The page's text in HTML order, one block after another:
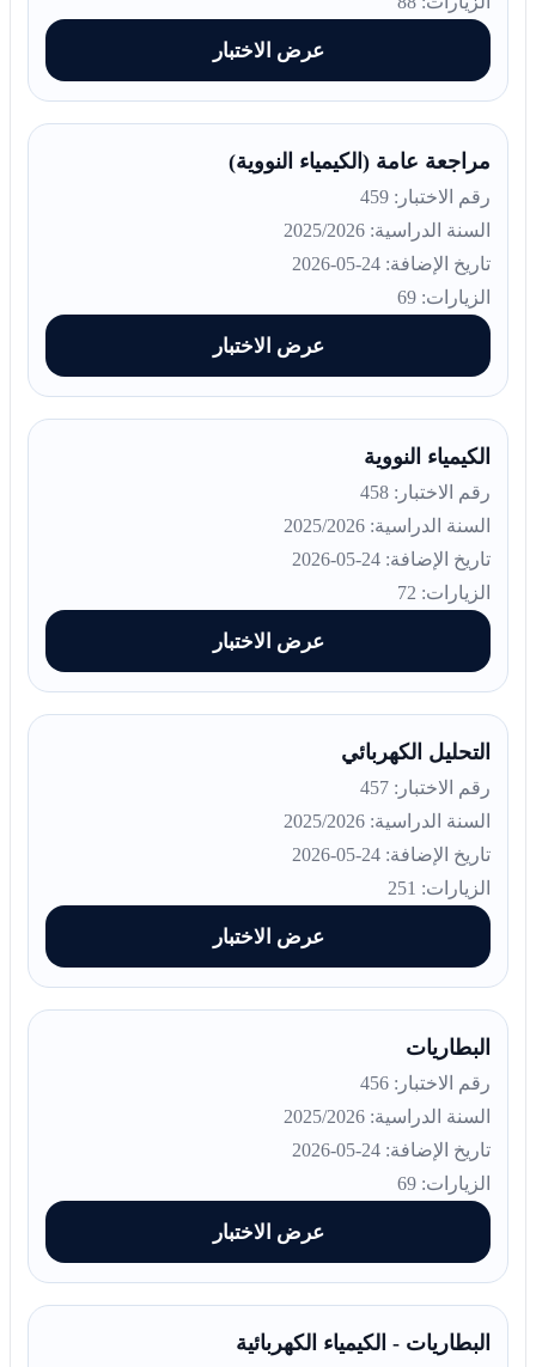
عرض الاختبار
مراجعة عامة (الكيمياء النووية)
رقم الاختبار: 459
السنة الدراسية: 2025/2026
تاريخ الإضافة: 24-05-2026
الزيارات: 69
عرض الاختبار
الكيمياء النووية
رقم الاختبار: 458
السنة الدراسية: 2025/2026
تاريخ الإضافة: 24-05-2026
الزيارات: 72
عرض الاختبار
التحليل الكهربائي
رقم الاختبار: 457
السنة الدراسية: 2025/2026
تاريخ الإضافة: 24-05-2026
الزيارات: 251
عرض الاختبار
البطاريات
رقم الاختبار: 456
السنة الدراسية: 2025/2026
تاريخ الإضافة: 24-05-2026
الزيارات: 69
عرض الاختبار
البطاريات - الكيمياء الكهربائية